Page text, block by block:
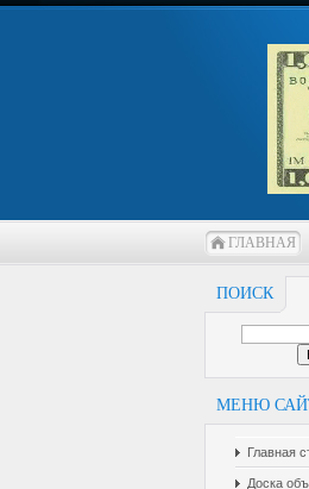
ГЛАВНАЯ
ПОИСК
МЕНЮ
Главная
Доска